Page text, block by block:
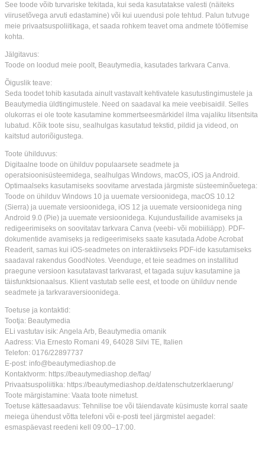
See toode võib turvariske tekitada, kui seda kasutatakse valesti (näiteks
viirusetõvega arvuti edastamine) või kui uuendusi pole tehtud. Palun tutvuge
meie privaatsuspoliitikaga, et saada rohkem teavet oma andmete töötlemise
kohta.
Jälgitavus:
Toode on loodud meie poolt, Beautymedia, kasutades tarkvara Canva.
Õiguslik teave:
Seda toodet tohib kasutada ainult vastavalt kehtivatele kasutustingimustele ja
Beautymedia üldtingimustele. Need on saadaval ka meie veebisaidil. Selles
olukorras ei ole toote kasutamine kommertseesmärkidel ilma vajaliku litsentsita
lubatud. Kõik toote sisu, sealhulgas kasutatud tekstid, pildid ja videod, on
kaitstud autoriõigustega.
Toote ühilduvus:
Digitaalne toode on ühilduv populaarsete seadmete ja
operatsioonisüsteemidega, sealhulgas Windows, macOS, iOS ja Android.
Optimaalseks kasutamiseks soovitame arvestada järgmiste süsteeminõuetega:
Toode on ühilduv Windows 10 ja uuemate versioonidega, macOS 10.12
(Sierra) ja uuemate versioonidega, iOS 12 ja uuemate versioonidega ning
Android 9.0 (Pie) ja uuemate versioonidega. Kujundusfailide avamiseks ja
redigeerimiseks on soovitatav tarkvara Canva (veebi- või mobiiliäpp). PDF-
dokumentide avamiseks ja redigeerimiseks saate kasutada Adobe Acrobat
Readerit, samas kui iOS-seadmetes on interaktiivseks PDF-ide kasutamiseks
saadaval rakendus GoodNotes. Veenduge, et teie seadmes on installitud
praegune versioon kasutatavast tarkvarast, et tagada sujuv kasutamine ja
täisfunktsionaalsus. Klient vastutab selle eest, et toode on ühilduv nende
seadmete ja tarkvaraversioonidega.
Toetuse ja kontaktid:
Tootja: Beautymedia
ELi vastutav isik: Angela Arb, Beautymedia omanik
Aadress: Via Ernesto Romani 49, 64028 Silvi TE, Italien
Telefon: 0176/22897737
E-post: info@beautymediashop.de
Kontaktvorm: https://beautymediashop.de/faq/
Privaatsuspoliitika: https://beautymediashop.de/datenschutzerklaerung/
Toote märgistamine: Vaata toote nimetust.
Toetuse kättesaadavus: Tehnilise toe või täiendavate küsimuste korral saate
meiega ühendust võtta telefoni või e-posti teel järgmistel aegadel:
esmaspäevast reedeni kell 09:00–17:00.